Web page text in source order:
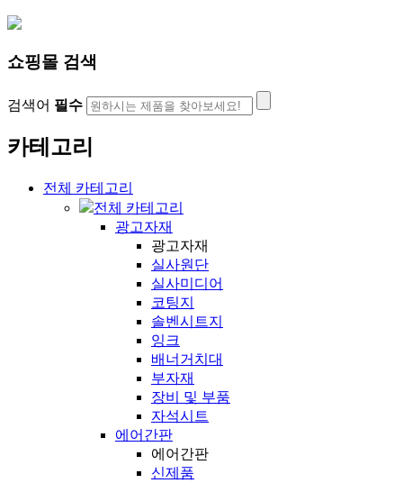
쇼핑몰 검색
검색어 필수
카테고리
전체 카테고리
전체 카테고리
광고자재
광고자재
실사원단
실사미디어
코팅지
솔벤시트지
잉크
배너거치대
부자재
장비 및 부품
자석시트
에어간판
에어간판
신제품